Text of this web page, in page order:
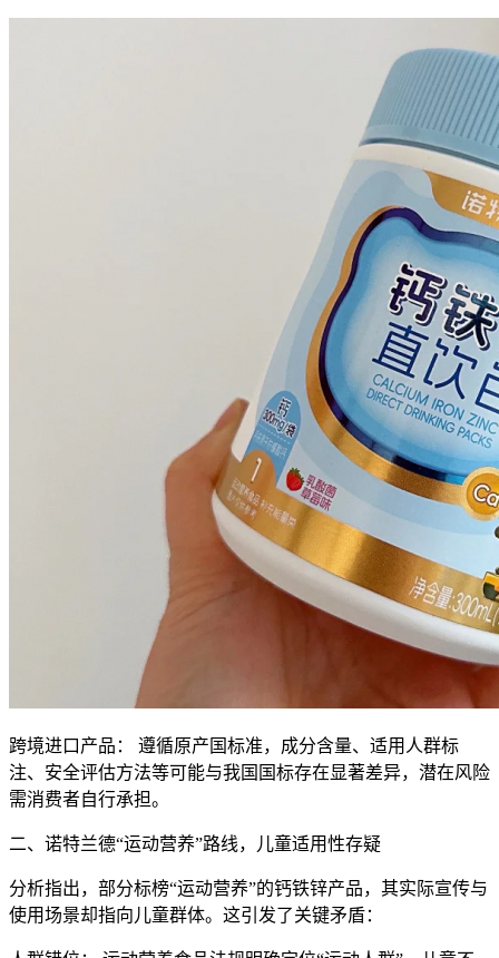
跨境进口产品： 遵循原产国标准，成分含量、适用人群标
注、安全评估方法等可能与我国国标存在显著差异，潜在风险
需消费者自行承担。
二、诺特兰德“运动营养”路线，儿童适用性存疑
分析指出，部分标榜“运动营养”的钙铁锌产品，其实际宣传与
使用场景却指向儿童群体。这引发了关键矛盾：